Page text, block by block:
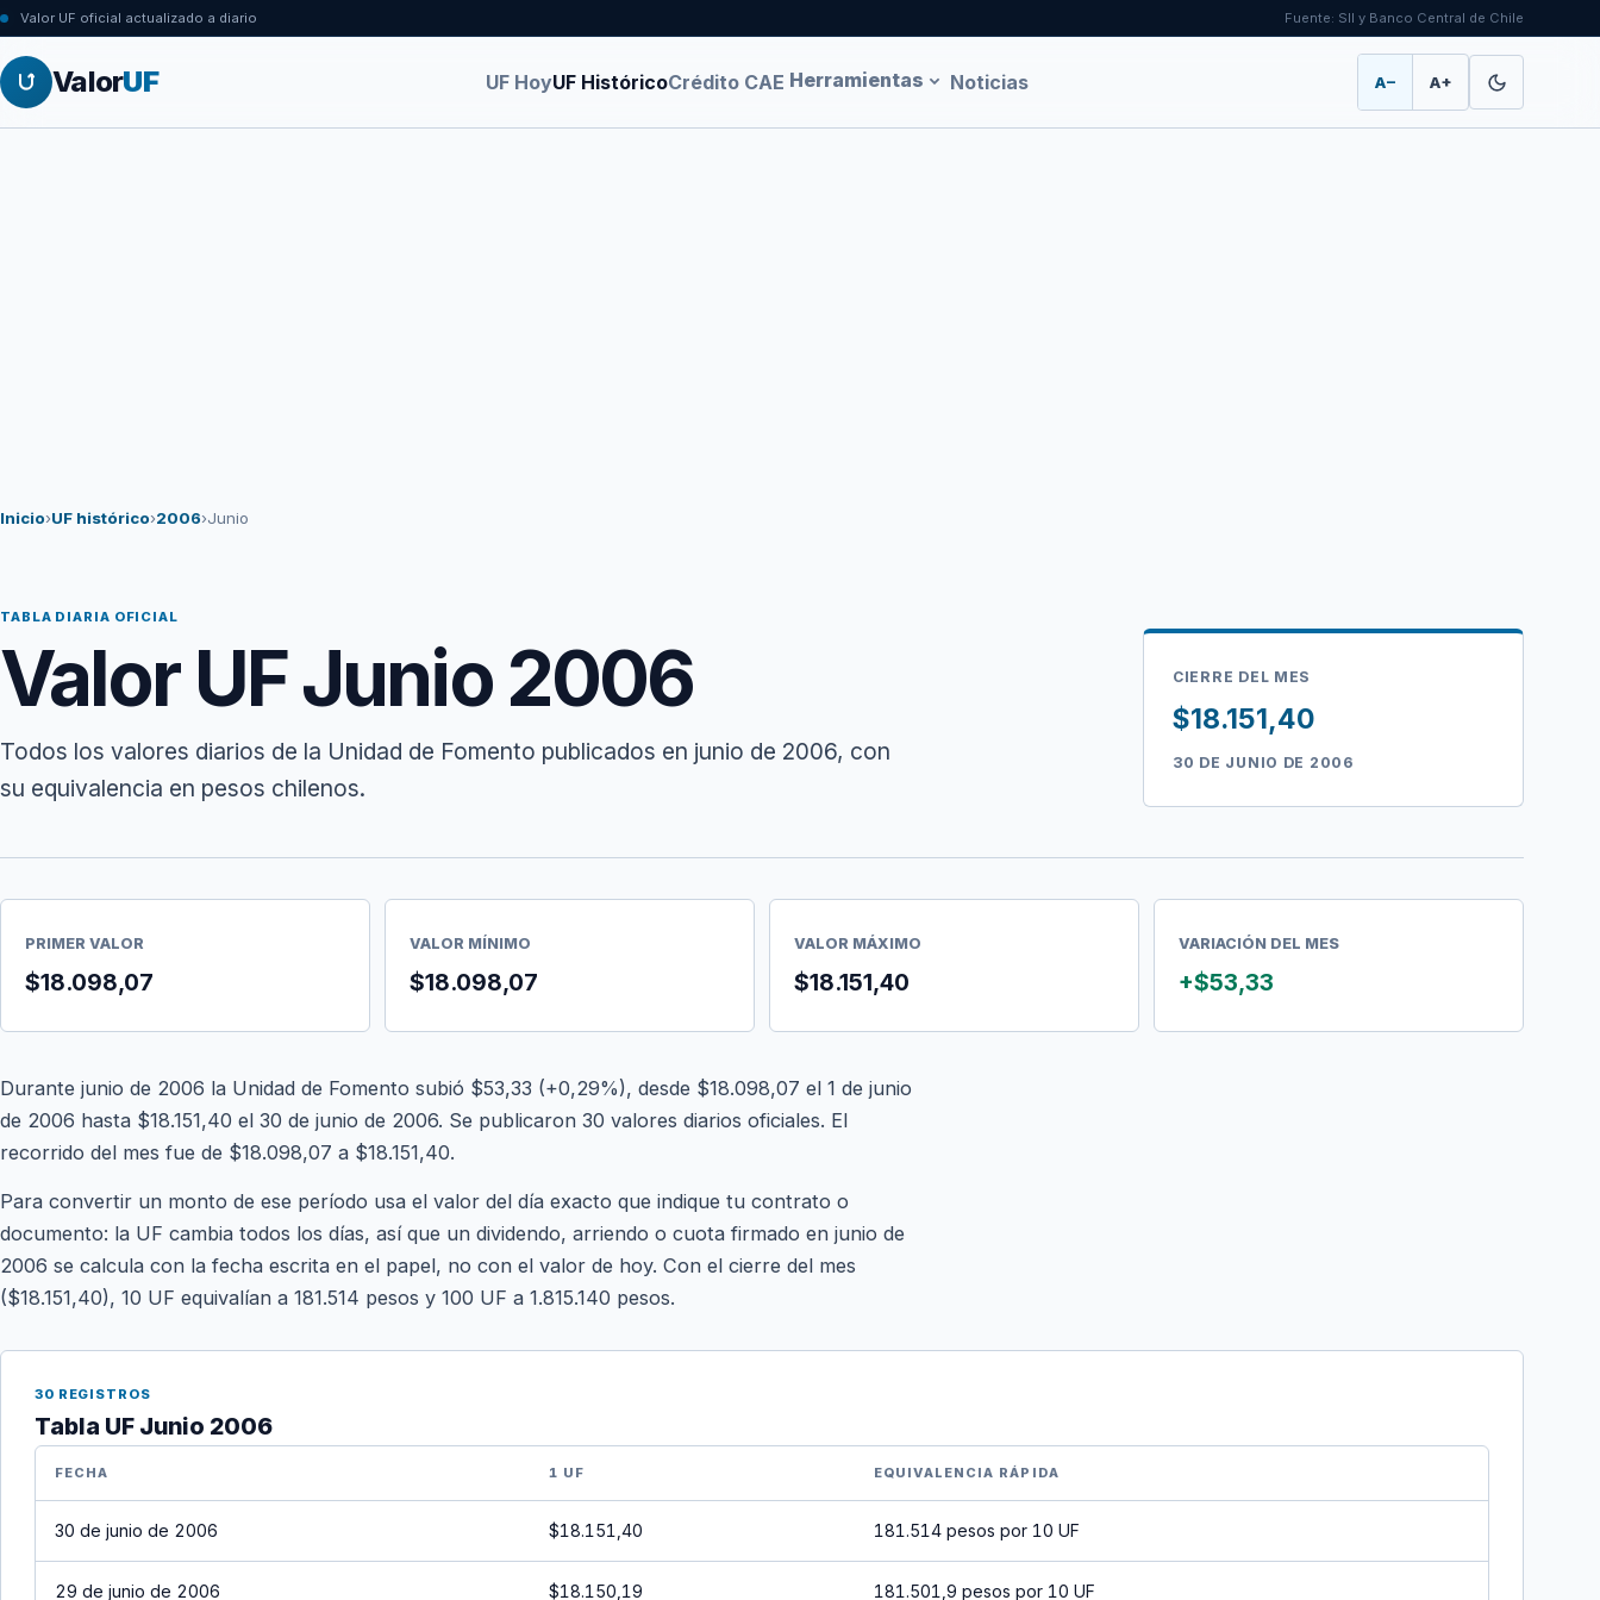
Valor UF oficial actualizado a diario Fuente: SII y Banco Central de Chile
ValorUF UF HoyUF HistóricoCrédito CAE Herramientas Noticias A− A+
Inicio›UF histórico›2006›Junio
TABLA DIARIA OFICIAL
Valor UF Junio 2006
Todos los valores diarios de la Unidad de Fomento publicados en junio de 2006, con
su equivalencia en pesos chilenos.
CIERRE DEL MES
$18.151,40
30 DE JUNIO DE 2006
PRIMER VALOR
$18.098,07
VALOR MÍNIMO
$18.098,07
VALOR MÁXIMO
$18.151,40
VARIACIÓN DEL MES
+$53,33
Durante junio de 2006 la Unidad de Fomento subió $53,33 (+0,29%), desde $18.098,07 el 1 de junio
de 2006 hasta $18.151,40 el 30 de junio de 2006. Se publicaron 30 valores diarios oficiales. El
recorrido del mes fue de $18.098,07 a $18.151,40.
Para convertir un monto de ese período usa el valor del día exacto que indique tu contrato o
documento: la UF cambia todos los días, así que un dividendo, arriendo o cuota firmado en junio de
2006 se calcula con la fecha escrita en el papel, no con el valor de hoy. Con el cierre del mes
($18.151,40), 10 UF equivalían a 181.514 pesos y 100 UF a 1.815.140 pesos.
30 REGISTROS
Tabla UF Junio 2006
FECHA 1 UF EQUIVALENCIA RÁPIDA
30 de junio de 2006 $18.151,40 181.514 pesos por 10 UF
29 de junio de 2006 $18.150,19 181.501,9 pesos por 10 UF